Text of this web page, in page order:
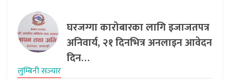
घरजग्गा कारोबारका लागि इजाजतपत्र
अनिवार्य, २१ दिनभित्र अनलाइन आवेदन
दिन…
लुम्बिनी सञ्‍चार